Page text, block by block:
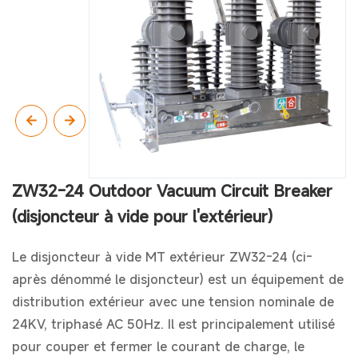
ZW32-24 Outdoor Vacuum Circuit Breaker
(disjoncteur à vide pour l'extérieur)
Le disjoncteur à vide MT extérieur ZW32-24 (ci-
après dénommé le disjoncteur) est un équipement de
distribution extérieur avec une tension nominale de
24KV, triphasé AC 50Hz. Il est principalement utilisé
pour couper et fermer le courant de charge, le